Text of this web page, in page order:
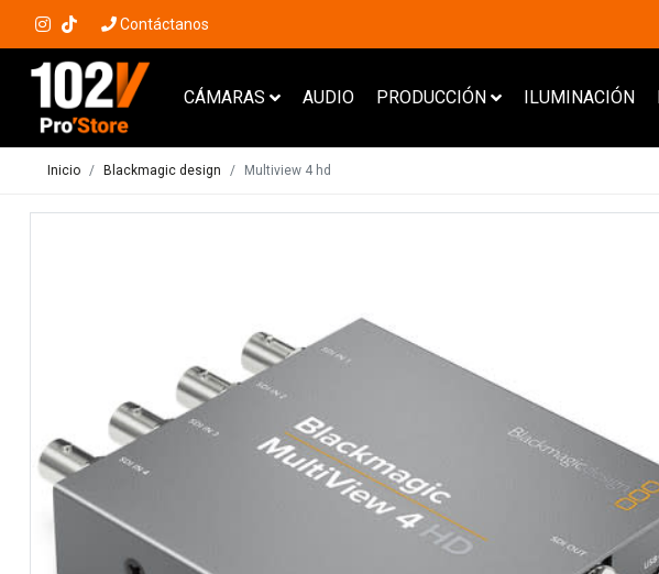
Contáctanos
CÁMARAS AUDIO PRODUCCIÓN ILUMINACIÓN
Inicio Blackmagic design Multiview 4 hd